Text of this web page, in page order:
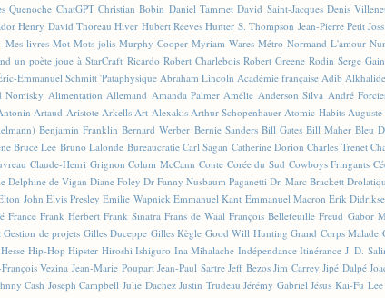
Quenoche ChatGPT Christian Bobin Daniel Tammet David Saint-Jacques Denis
Henry David Thoreau Hiver Hubert Reeves Hunter S. Thompson Jean-Pierre Petit
Mes livres Mot Mots jolis Murphy Cooper Myriam Wares Métro Normand L'amour
un poète joue à StarCraft Ricardo Robert Charlebois Robert Greene Rodin Serge
Emmanuel Schmitt 'Pataphysique Abraham Lincoln Académie française Adib
Nomisky Alimentation Allemand Amanda Palmer Amélie Anderson Silva André
Artaud Aristote Arkells Art Alexakis Arthur Schopenhauer Atomic Habits
Benjamin Franklin Bernard Werber Bernie Sanders Bill Gates Bill Maher Bleu
Bruce Lee Bruno Lalonde Bureaucratie Carl Sagan Catherine Dorion Charles Trenet
Claude-Henri Grignon Colum McCann Conte Corée du Sud Cowboys Fringants
Delphine de Vigan Diane Foley Dr Fanny Nusbaum Paganetti Dr. Marc Brackett
John Elvis Presley Emilie Wapnick Emmanuel Kant Emmanuel Macron Erik
France Frank Herbert Frank Sinatra Frans de Waal François Bellefeuille Freud Gabor
Gestion de projets Gilles Duceppe Gilles Kègle Good Will Hunting Grand Corps Malade
Hip-Hop Hipster Hiroshi Ishiguro Ina Mihalache Indépendance Itinérance J. D.
François Vezina Jean-Marie Poupart Jean-Paul Sartre Jeff Bezos Jim Carrey Jipé Dalpé
Cash Joseph Campbell Julie Dachez Justin Trudeau Jérémy Gabriel Jésus Kai-Fu Lee